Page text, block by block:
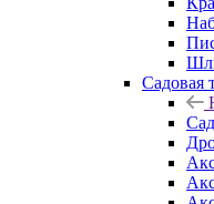
Садовая